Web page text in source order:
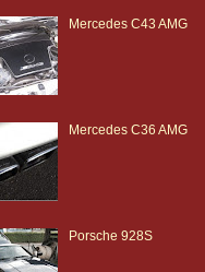
Mercedes C43 AMG
Mercedes C36 AMG
Porsche 928S